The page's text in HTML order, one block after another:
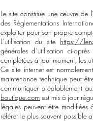
Le site constitue une œuvre de
des Réglementations
exploiter pour son propre
L’utilisation du site https://
générales d’utilisation ci-
complétées à tout moment, les
Ce site internet est
maintenance technique peut
communiquer préalablement
boutique.com est mis à jour
légales peuvent être modifiées
référer le plus souvent possible